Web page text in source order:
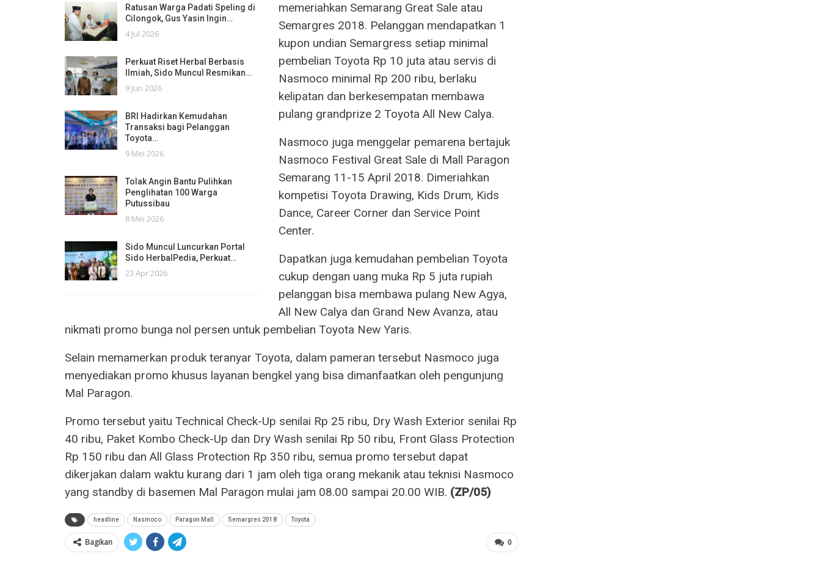
Ratusan Warga Padati Speling di
Cilongok, Gus Yasin Ingin…
4 Jul 2026
Perkuat Riset Herbal Berbasis
Ilmiah, Sido Muncul Resmikan…
9 Jun 2026
BRI Hadirkan Kemudahan
Transaksi bagi Pelanggan
Toyota…
9 Mei 2026
Tolak Angin Bantu Pulihkan
Penglihatan 100 Warga
Putussibau
8 Mei 2026
Sido Muncul Luncurkan Portal
Sido HerbalPedia, Perkuat…
23 Apr 2026
memeriahkan Semarang Great Sale atau
Semargres 2018. Pelanggan mendapatkan 1
kupon undian Semargress setiap minimal
pembelian Toyota Rp 10 juta atau servis di
Nasmoco minimal Rp 200 ribu, berlaku
kelipatan dan berkesempatan membawa
pulang grandprize 2 Toyota All New Calya.
Nasmoco juga menggelar pemarena bertajuk
Nasmoco Festival Great Sale di Mall Paragon
Semarang 11-15 April 2018. Dimeriahkan
kompetisi Toyota Drawing, Kids Drum, Kids
Dance, Career Corner dan Service Point
Center.
Dapatkan juga kemudahan pembelian Toyota
cukup dengan uang muka Rp 5 juta rupiah
pelanggan bisa membawa pulang New Agya,
All New Calya dan Grand New Avanza, atau
nikmati promo bunga nol persen untuk pembelian Toyota New Yaris.
Selain memamerkan produk teranyar Toyota, dalam pameran tersebut Nasmoco juga
menyediakan promo khusus layanan bengkel yang bisa dimanfaatkan oleh pengunjung
Mal Paragon.
Promo tersebut yaitu Technical Check-Up senilai Rp 25 ribu, Dry Wash Exterior senilai Rp
40 ribu, Paket Kombo Check-Up dan Dry Wash senilai Rp 50 ribu, Front Glass Protection
Rp 150 ribu dan All Glass Protection Rp 350 ribu, semua promo tersebut dapat
dikerjakan dalam waktu kurang dari 1 jam oleh tiga orang mekanik atau teknisi Nasmoco
yang standby di basemen Mal Paragon mulai jam 08.00 sampai 20.00 WIB. (ZP/05)
headline Nasmoco Paragon Mall Semargres 2018 Toyota
0
Bagikan